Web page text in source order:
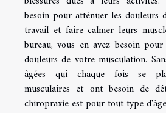
besoin pour atténuer les douleurs
travail et faire calmer leurs
bureau, vous en avez besoin
douleurs de votre musculation.
âgées qui chaque fois se
musculaires et ont besoin de
chiropraxie est pour tout type